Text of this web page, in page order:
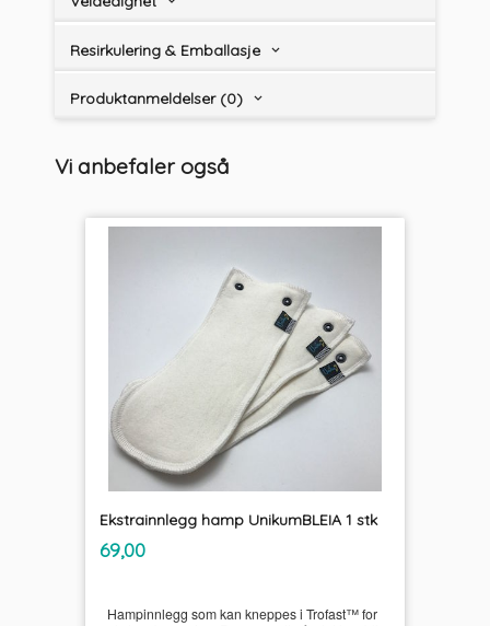
Resirkulering & Emballasje
Produktanmeldelser (0)
Vi anbefaler også
Ekstrainnlegg hamp UnikumBLEIA 1 stk
Pris
69,00mva.
Hampinnlegg som kan kneppes i Trofast™ for